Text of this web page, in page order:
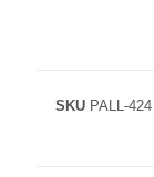
SKU PALL-424